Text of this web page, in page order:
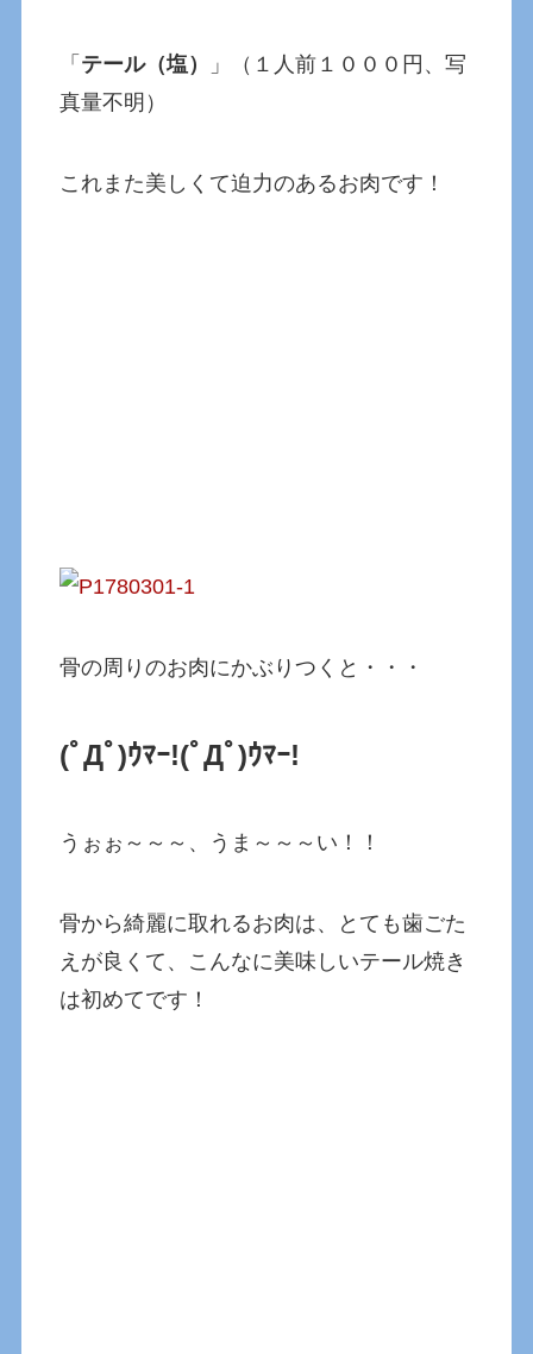
「 テール（塩）
」（１人前１０００円、写
真量不明）
これまた美しくて迫力のあるお肉です！
骨の周りのお肉にかぶりつくと・・・
(ﾟДﾟ)ｳﾏｰ!(ﾟДﾟ)ｳﾏｰ!
うぉぉ～～～、うま～～～い！！
骨から綺麗に取れるお肉は、とても歯ごた
えが良くて、こんなに美味しいテール焼き
は初めてです！